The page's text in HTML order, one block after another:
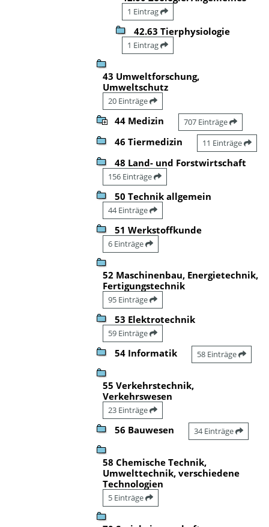
1 Eintrag
42.63 Tierphysiologie
1 Eintrag
43 Umweltforschung,
Umweltschutz
20 Einträge
44 Medizin 707 Einträge
46 Tiermedizin 11 Einträge
48 Land- und Forstwirtschaft
156 Einträge
50 Technik allgemein
44 Einträge
51 Werkstoffkunde
6 Einträge
52 Maschinenbau, Energietechnik,
Fertigungstechnik
95 Einträge
53 Elektrotechnik
59 Einträge
54 Informatik 58 Einträge
55 Verkehrstechnik,
Verkehrswesen
23 Einträge
56 Bauwesen 34 Einträge
58 Chemische Technik,
Umwelttechnik, verschiedene
Technologien
5 Einträge